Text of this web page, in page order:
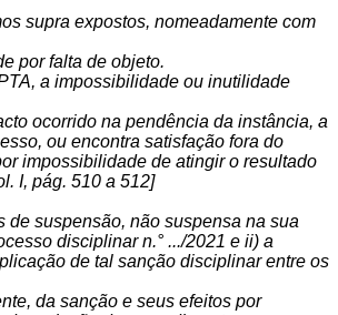
supra expostos, nomeadamente com
por falta de objeto.
a impossibilidade ou inutilidade
ocorrido na pendência da instância, a
ou encontra satisfação fora do
impossibilidade de atingir o resultado
I, pág. 510 a 512]
suspensão, não suspensa na sua
disciplinar n.° .../2021 e ii) a
de tal sanção disciplinar entre os
da sanção e seus efeitos por